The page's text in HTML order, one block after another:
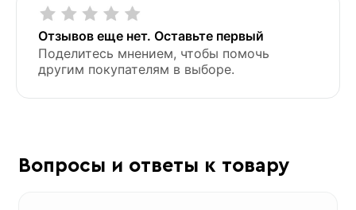
Отзывов еще нет. Оставьте первый
Поделитесь мнением, чтобы помочь
другим покупателям в выборе.
Вопросы и ответы к товару